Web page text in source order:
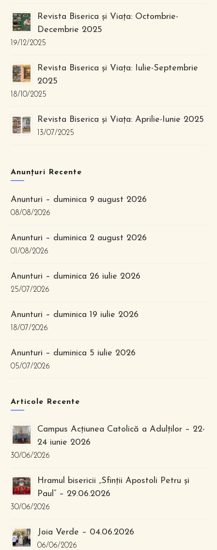
Revista Biserica și Viața: Octombrie-
Decembrie 2025
19/12/2025
Revista Biserica și Viața: Iulie-Septembrie
2025
18/10/2025
Revista Biserica și Viața: Aprilie-Iunie 2025
13/07/2025
Anunțuri Recente
Anunturi – duminica 9 august 2026
08/08/2026
Anunturi – duminica 2 august 2026
01/08/2026
Anunturi – duminica 26 iulie 2026
25/07/2026
Anunturi – duminica 19 iulie 2026
18/07/2026
Anunturi – duminica 5 iulie 2026
05/07/2026
Articole Recente
Campus Acțiunea Catolică a Adulților – 22-
24 iunie 2026
30/06/2026
Hramul bisericii „Sfinții Apostoli Petru și
Paul” – 29.06.2026
30/06/2026
Joia Verde – 04.06.2026
06/06/2026